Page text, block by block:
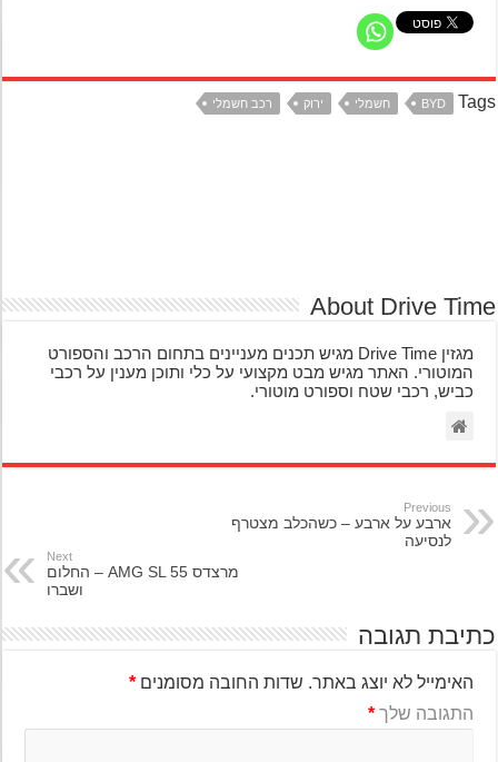
BYD חשמלי ירוק רכב חשמלי
About Drive
מגזין Drive Time מגיש תכנים מעניינים בתחום הרכב והספורט
המוטורי. האתר מגיש מבט מקצועי על כלי ותוכן מענין על רכבי
כביש, רכבי שטח וספורט מוטורי.
Previous
ארבע על ארבע – כשהכלב מצטרף
לנסיעה
Next
מרצדס AMG SL 55 – החלום
ושברו
תגובה
האימייל לא יוצג באתר. שדות החובה מסומנים*
התגובה שלך*